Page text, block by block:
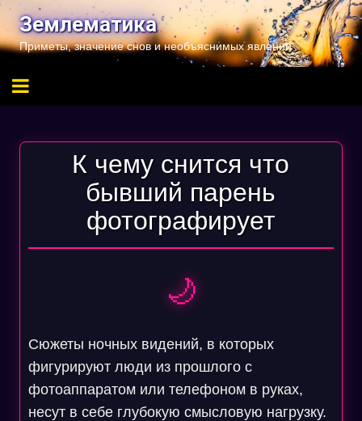
Перейти
содержимому
Землематика
Приметы, значение снов и необъяснимых явлений
К чему снится что
бывший парень
фотографирует
🌙
Сюжеты ночных видений, в которых
фигурируют люди из прошлого с
фотоаппаратом или телефоном в руках,
несут в себе глубокую смысловую нагрузку.